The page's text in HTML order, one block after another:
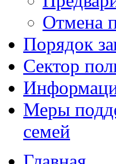
Отмена
Порядок
Сектор
Меры
семей